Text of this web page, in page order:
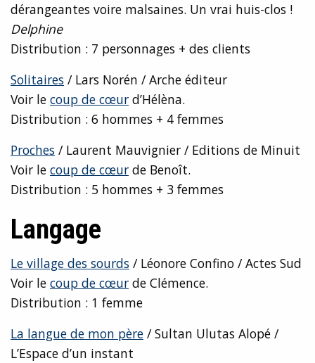
dérangeantes voire malsaines. Un vrai huis-clos !
Delphine
Distribution : 7 personnages + des clients
Solitaires / Lars Norén / Arche éditeur
Voir le coup de cœur d’Hélèna.
Distribution : 6 hommes + 4 femmes
Proches / Laurent Mauvignier / Editions de Minuit
Voir le coup de cœur de Benoît.
Distribution : 5 hommes + 3 femmes
Langage
Le village des sourds / Léonore Confino / Actes Sud
Voir le coup de cœur de Clémence.
Distribution : 1 femme
La langue de mon père / Sultan Ulutas Alopé /
L’Espace d’un instant